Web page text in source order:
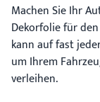
Machen Sie Ihr
Dekorfolie für
kann auf fast
um Ihrem
verleihen.